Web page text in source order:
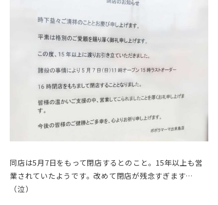
同店は5月7日をもって閉店するとのこと。15年以上も営
業されていたようです。改めて閉店が残念すぎます…
（泣）